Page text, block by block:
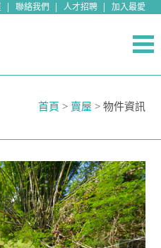
聯絡我們 人才招聘 加入最愛
首頁 > 賣屋 > 物件資訊